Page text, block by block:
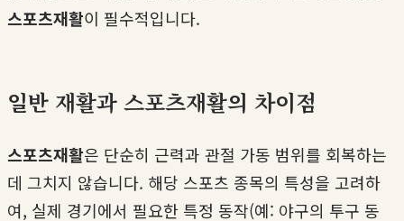
스포츠재활이 필수적입니다.
일반 재활과 스포츠재활의 차이점
스포츠재활은 단순히 근력과 관절 가동 범위를 회복하는
데 그치지 않습니다. 해당 스포츠 종목의 특성을 고려하
여, 실제 경기에서 필요한 특정 동작(예: 야구의 투구 동